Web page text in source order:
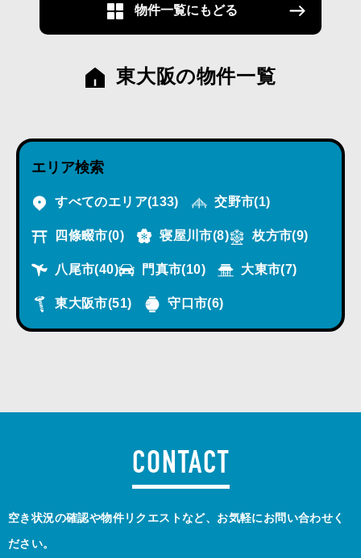
物件一覧にもどる
東大阪の物件一覧
エリア検索
すべてのエリア(133) 交野市(1)
四條畷市(0) 寝屋川市(8) 枚方市(9)
八尾市(40) 門真市(10) 大東市(7)
東大阪市(51) 守口市(6)
CONTACT
空き状況の確認や物件リクエストなど、お気軽にお問い合わせく
ださい。